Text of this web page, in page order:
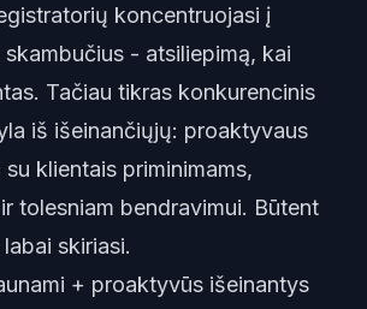
koncentruojasi į
skambučius - atsiliepimą, kai
Tačiau tikras konkurencinis
iš išeinančiųjų: proaktyvaus
klientais priminimams,
tolesniam bendravimui. Būtent
skiriasi.
+ proaktyvūs išeinantys